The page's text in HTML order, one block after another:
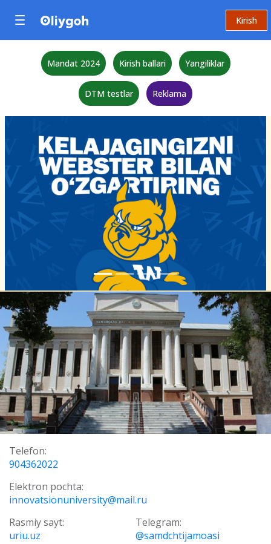
Kirish
Mandat 2024 Kirish ballari Yangiliklar
DTM testlar Reklama
Telefon:
904362022
Elektron pochta:
innovatsionuniversity@mail.ru
Rasmiy sayt:
uriu.uz
Telegram:
@samdchtijamoasi